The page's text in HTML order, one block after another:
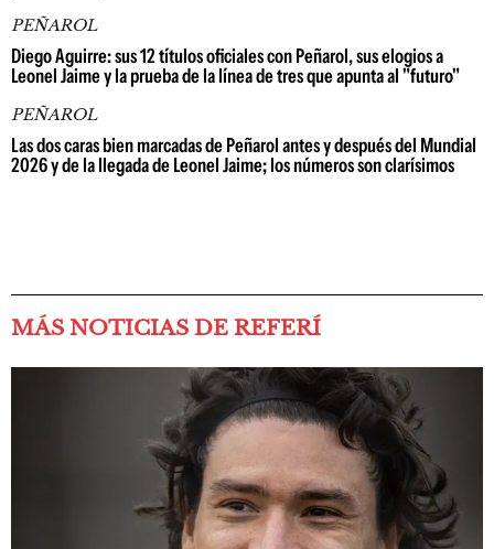
PEÑAROL
Diego Aguirre: sus 12 títulos oficiales con Peñarol, sus elogios a
Leonel Jaime y la prueba de la línea de tres que apunta al "futuro"
PEÑAROL
Las dos caras bien marcadas de Peñarol antes y después del Mundial
2026 y de la llegada de Leonel Jaime; los números son clarísimos
MÁS NOTICIAS DE REFERÍ